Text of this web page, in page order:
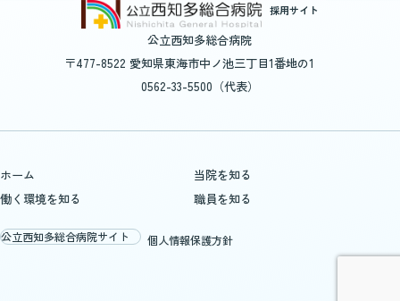
採用サイト
公立西知多総合病院
〒477-8522 愛知県東海市中ノ池三丁目1番地の1
0562-33-5500（代表）
ホーム
当院を知る
働く環境を知る
職員を知る
公立西知多総合病院サイト 個人情報保護方針